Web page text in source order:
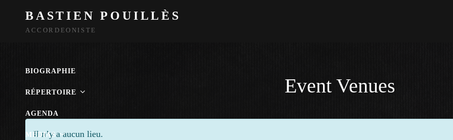
BASTIEN POUILLÈS
ACCORDEONISTE
BIOGRAPHIE
RÉPERTOIRE
AGENDA
MÉDIAS
Event Venues
Il n’y a aucun lieu.